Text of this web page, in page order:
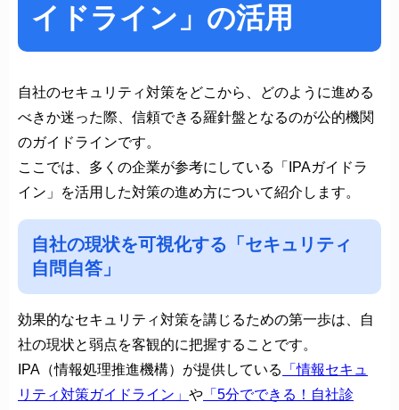
イドライン」の活用
自社のセキュリティ対策をどこから、どのように進める
べきか迷った際、信頼できる羅針盤となるのが公的機関
のガイドラインです。
ここでは、多くの企業が参考にしている「IPAガイドラ
イン」を活用した対策の進め方について紹介します。
自社の現状を可視化する「セキュリティ
自問自答」
効果的なセキュリティ対策を講じるための第一歩は、自
社の現状と弱点を客観的に把握することです。
IPA（情報処理推進機構）が提供している
「情報セキュ
リティ対策ガイドライン」 や 「5分でできる！自社診